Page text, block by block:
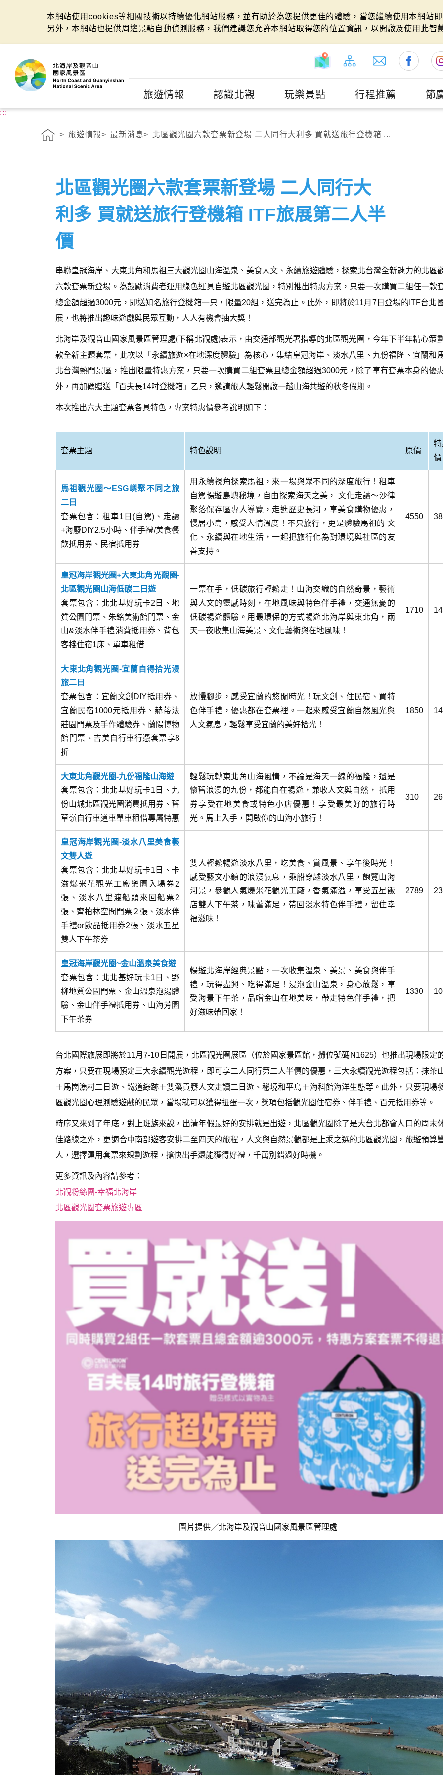
本網站使用cookies等相關技術以持續優化網站服務，並有助於為您提供更佳的體驗，當您繼續使用本網站
另外，本網站也提供周邊景點自動偵測服務，我們建議您允許本網站取得您的位置資訊，以開啟及使用此智
旅遊情報 認識北觀 玩樂景點 行程推薦 節
:::
旅遊情報 最新消息 北區觀光圈六款套票新登場 二人同行大利多 買就送旅行登機箱 ...
北區觀光圈六款套票新登場 二人同行大
利多 買就送旅行登機箱 ITF旅展第二人半
價
串聯皇冠海岸、大東北角和馬祖三大觀光圈山海溫泉、美食人文、永續旅遊體驗，探索北台灣全新魅力的北區
六款套票新登場。為鼓勵消費者運用綠色運具自遊北區觀光圈，特別推出特惠方案，只要一次購買二組任一款
總金額超過3000元，即送知名旅行登機箱一只，限量20組，送完為止。此外，即將於11月7日登場的ITF台北
展，也將推出趣味遊戲與民眾互動，人人有機會抽大獎！
北海岸及觀音山國家風景區管理處(下稱北觀處)表示，由交通部觀光署指導的北區觀光圈，今年下半年精心策
款全新主題套票，此次以「永續旅遊×在地深度體驗」為核心，集結皇冠海岸、淡水八里、九份福隆、宜蘭和
北台灣熱門景區，推出限量特惠方案，只要一次購買二組套票且總金額超過3000元，除了享有套票本身的優
外，再加碼贈送「百夫長14吋登機箱」乙只，邀請旅人輕鬆開啟一趟山海共遊的秋冬假期。
本次推出六大主題套票各具特色，專案特惠價參考說明如下：
套票主題 特色說明 原價
特
價
馬祖觀光圈～ESG嶼聚不同之旅
二日
套票包含：租車1日(自駕)、走讀
+海廢DIY2.5小時、伴手禮/美食餐
飲抵用券、民宿抵用券
用永續視角探索馬祖，來一場與眾不同的深度旅行！租車
自駕暢遊島嶼秘境，自由探索海天之美， 文化走讀～沙律
聚落保存區專人導覽，走進歷史長河，享美食購物優惠，
慢居小島，感受人情溫度！不只旅行，更是體驗馬祖的 文
化、永續與在地生活，一起把旅行化為對環境與社區的友
善支持。
4550
皇冠海岸觀光圈+大東北角光觀圈-
北區觀光圈山海低碳二日遊
套票包含：北北基好玩卡2日、地
質公園門票、朱銘美術館門票、金
山&淡水伴手禮消費抵用券、背包
客棧住宿1床、單車租借
一票在手，低碳旅行輕鬆走！山海交織的自然奇景，藝術
與人文的靈感時刻，在地風味與特色伴手禮，交通無憂的
低碳暢遊體驗。用最環保的方式暢遊北海岸與東北角，兩
天一夜收集山海美景、文化藝術與在地風味！
1710
大東北角觀光圈-宜蘭自得拾光漫
旅二日
套票包含：宜蘭文創DIY抵用券、
宜蘭民宿1000元抵用券、赫蒂法
莊園門票及手作體驗券、蘭陽博物
館門票、吉美自行車行憑套票享8
折
放慢腳步，感受宜蘭的悠閒時光！玩文創、住民宿、買特
色伴手禮，優惠都在套票裡。一起來感受宜蘭自然風光與
人文氣息，輕鬆享受宜蘭的美好拾光！
1850
大東北角觀光圈-九份福隆山海遊
套票包含：北北基好玩卡1日、九
份山城北區觀光圈消費抵用券、舊
草嶺自行車道車單車租借專屬特惠
輕鬆玩轉東北角山海風情，不論是海天一線的福隆，還是
懷舊浪漫的九份，都能自在暢遊，兼收人文與自然， 抵用
券享受在地美食或特色小店優惠！享受最美好的旅行時
光。馬上入手，開啟你的山海小旅行！
310
皇冠海岸觀光圈-淡水八里美食藝
文雙人遊
套票包含：北北基好玩卡1日、卡
滋爆米花觀光工廠樂園入場券2
張、淡水八里渡船頭來回船票2
張、齊柏林空間門票２張、淡水伴
手禮or飲品抵用券2張、淡水五星
雙人下午茶券
雙人輕鬆暢遊淡水八里，吃美食、賞風景、享午後時光！
感受藝文小鎮的浪漫氣息，乘船穿越淡水八里，飽覽山海
河景，參觀人氣爆米花觀光工廠，香氣滿溢，享受五星飯
店雙人下午茶，味蕾滿足，帶回淡水特色伴手禮，留住幸
福滋味！
2789
皇冠海岸觀光圈~金山溫泉美食遊
套票包含：北北基好玩卡1日、野
柳地質公園門票、金山溫泉泡湯體
驗、金山伴手禮抵用券、山海芳園
下午茶券
暢遊北海岸經典景點，一次收集溫泉、美景、美食與伴手
禮，玩得盡興、吃得滿足！浸泡金山溫泉，身心放鬆，享
受海景下午茶，品嚐金山在地美味，帶走特色伴手禮，把
好滋味帶回家！
1330
台北國際旅展即將於11月7-10日開展，北區觀光圈展區（位於國家景區館，攤位號碼N1625）也推出現場限定
方案，只要在現場預定三大永續觀光遊程，即可享二人同行第二人半價的優惠，三大永續觀光遊程包括：抹茶
＋馬崗漁村二日遊、鐵道綠跡＋雙溪貢竂人文走讀二日遊、秘境和平島＋海科館海洋生態等。此外，只要現場
區觀光圈心理測驗遊戲的民眾，當場就可以獲得扭蛋一次，獎項包括觀光圈住宿券、伴手禮、百元抵用券等。
時序又來到了年底，對上班族來說，出清年假最好的安排就是出遊，北區觀光圈除了是大台北都會人口的周末
佳路線之外，更適合中南部遊客安排二至四天的旅程，人文與自然景觀都是上乘之選的北區觀光圈，旅遊預算
人，選擇運用套票來規劃遊程，搶快出手還能獲得好禮，千萬別錯過好時機。
更多資訊及內容請參考：
北觀粉絲團-幸福北海岸
北區觀光圈套票旅遊專區
圖片提供／北海岸及觀音山國家風景區管理處